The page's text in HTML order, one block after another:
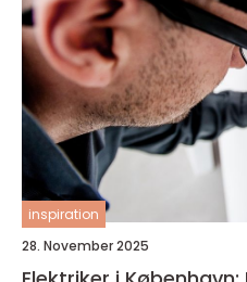
inspiration
28. November 2025